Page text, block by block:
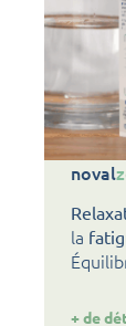
noval
la
+ de